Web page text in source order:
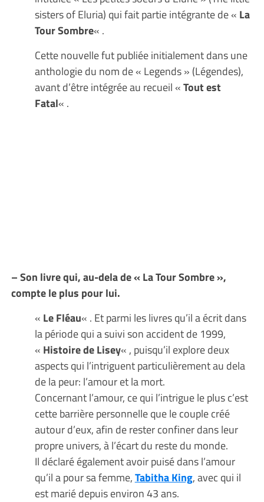
sisters of Eluria) qui fait partie intégrante de « La
Tour Sombre« .
Cette nouvelle fut publiée initialement dans une
anthologie du nom de « Legends » (Légendes),
avant d’être intégrée au recueil «Tout est
Fatal« .
– Son livre qui, au-dela de « La Tour Sombre »,
compte le plus pour lui.
« Le Fléau« . Et parmi les livres qu’il a écrit dans
la période qui a suivi son accident de 1999,
« Histoire de Lisey« , puisqu’il explore deux
aspects qui l’intriguent particulièrement au dela
de la peur: l’amour et la mort.
Concernant l’amour, ce qui l’intrigue le plus c’est
cette barrière personnelle que le couple créé
autour d’eux, afin de rester confiner dans leur
propre univers, à l’écart du reste du monde.
Il déclaré également avoir puisé dans l’amour
qu’il a pour sa femme,Tabitha King, avec qui il
est marié depuis environ 43 ans.